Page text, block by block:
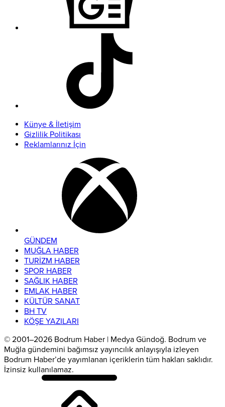
Künye & İletişim
Gizlilik Politikası
Reklamlarınız İçin
GÜNDEM
MUĞLA HABER
TURİZM HABER
SPOR HABER
SAĞLIK HABER
EMLAK HABER
KÜLTÜR SANAT
BH TV
KÖŞE YAZILARI
© 2001–2026 Bodrum Haber | Medya Gündoğ. Bodrum ve
Muğla gündemini bağımsız yayıncılık anlayışıyla izleyen
Bodrum Haber’de yayımlanan içeriklerin tüm hakları saklıdır.
İzinsiz kullanılamaz.